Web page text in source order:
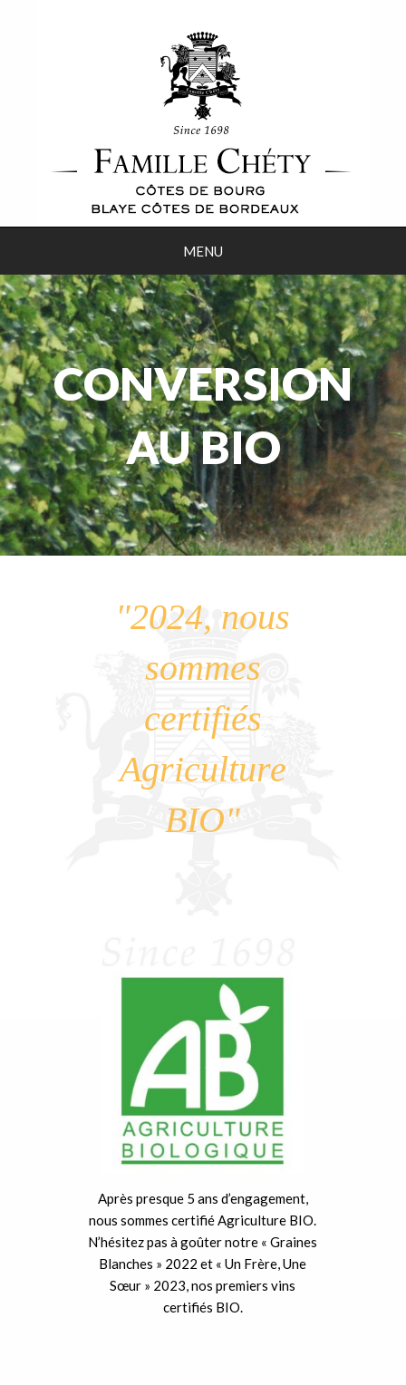
MENU
CONVERSION
AU BIO
"2024, nous
sommes
certifiés
Agriculture
BIO"
Après presque 5 ans d’engagement,
nous sommes certifié Agriculture BIO.
N’hésitez pas à goûter notre « Graines
Blanches » 2022 et « Un Frère, Une
Sœur » 2023, nos premiers vins
certifiés BIO.